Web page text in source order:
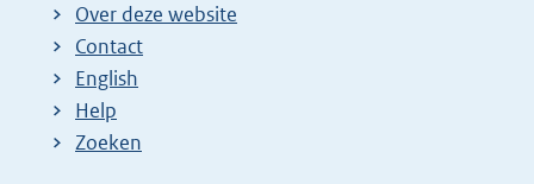
Over deze website
Contact
English
Help
Zoeken